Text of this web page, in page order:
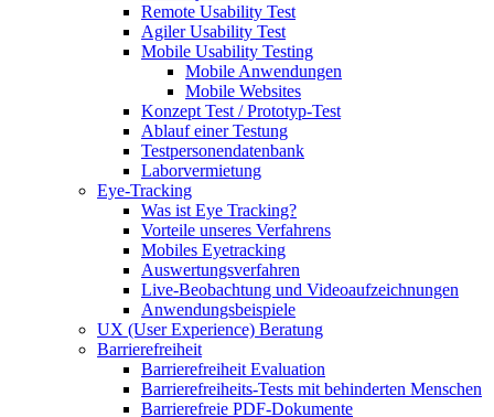
Remote Usability Test
Agiler Usability Test
Mobile Usability Testing
Mobile Anwendungen
Mobile Websites
Konzept Test / Prototyp-Test
Ablauf einer Testung
Testpersonendatenbank
Laborvermietung
Eye-Tracking
Was ist Eye Tracking?
Vorteile unseres Verfahrens
Mobiles Eyetracking
Auswertungsverfahren
Live-Beobachtung und Videoaufzeichnungen
Anwendungsbeispiele
UX (User Experience) Beratung
Barrierefreiheit
Barrierefreiheit Evaluation
Barrierefreiheits-Tests mit behinderten Menschen
Barrierefreie PDF-Dokumente